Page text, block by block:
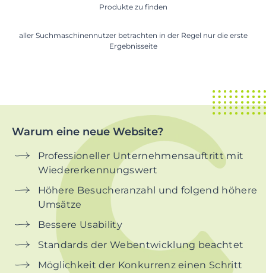
Produkte zu finden
aller Suchmaschinennutzer betrachten in der Regel nur die erste
Ergebnisseite
Warum eine neue Website?
Professioneller Unternehmensauftritt mit
Wiedererkennungswert
Höhere Besucheranzahl und folgend höhere
Umsätze
Bessere Usability
Standards der Webentwicklung beachtet
Möglichkeit der Konkurrenz einen Schritt